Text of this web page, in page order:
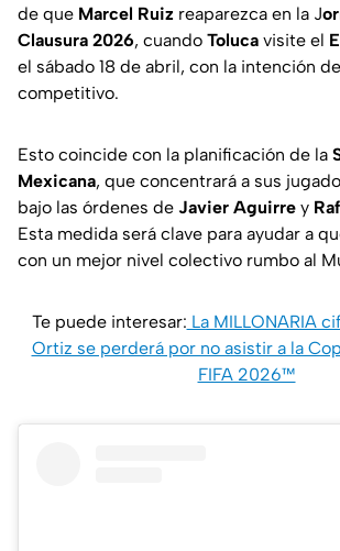
de que Marcel Ruiz reaparezca en la J
Clausura 2026, cuando Toluca visite el
el sábado 18 de abril, con la intención
competitivo.
Esto coincide con la planificación de la
Mexicana, que concentrará a sus
bajo las órdenes de Javier Aguirre y
Esta medida será clave para ayudar a
con un mejor nivel colectivo rumbo al
Te puede interesar: La MILLONARIA
Ortiz se perderá por no asistir a la
FIFA 2026™